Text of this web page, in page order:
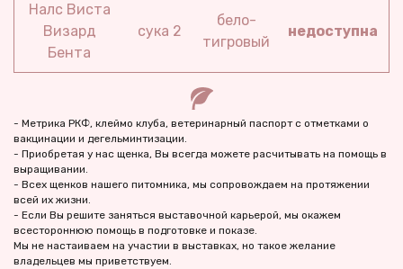
Налс Виста
Визард
Бента
сука 2
бело-
тигровый
недоступна
- Метрика РКФ, клеймо клуба, ветеринарный паспорт с отметками о
вакцинации и дегельминтизации.
- Приобретая у нас щенка, Вы всегда можете расчитывать на помощь в
выращивании.
- Всех щенков нашего питомника, мы сопровождаем на протяжении
всей их жизни.
- Если Вы решите заняться выставочной карьерой, мы окажем
всестороннюю помощь в подготовке и показе.
Мы не настаиваем на участии в выставках, но такое желание
владельцев мы приветствуем.